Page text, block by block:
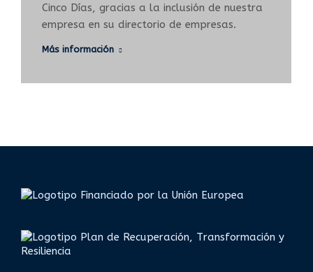
Cinco Días, gracias a la inclusión de nuestra
empresa en su directorio de empresas.
Más información